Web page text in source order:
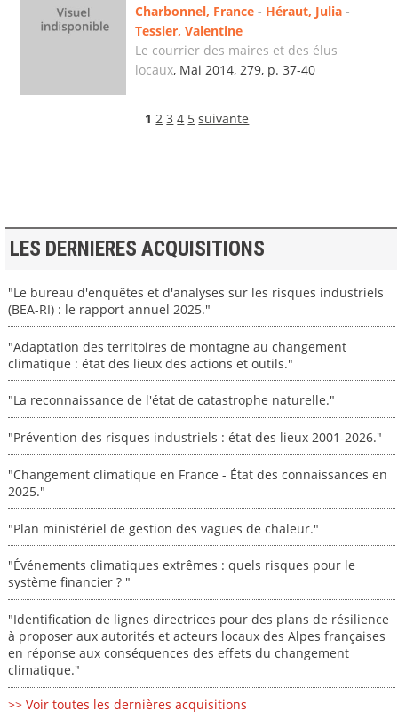
Charbonnel, France - Héraut, Julia -
Tessier, Valentine
Le courrier des maires et des élus
locaux, Mai 2014, 279, p. 37-40
1 2 3 4 5 suivante
LES DERNIERES ACQUISITIONS
"Le bureau d'enquêtes et d'analyses sur les risques industriels
(BEA-RI) : le rapport annuel 2025."
"Adaptation des territoires de montagne au changement
climatique : état des lieux des actions et outils."
"La reconnaissance de l'état de catastrophe naturelle."
"Prévention des risques industriels : état des lieux 2001-2026."
"Changement climatique en France - État des connaissances en
2025."
"Plan ministériel de gestion des vagues de chaleur."
"Événements climatiques extrêmes : quels risques pour le
système financier ? "
"Identification de lignes directrices pour des plans de résilience
à proposer aux autorités et acteurs locaux des Alpes françaises
en réponse aux conséquences des effets du changement
climatique."
>> Voir toutes les dernières acquisitions